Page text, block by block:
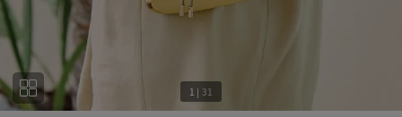
1 | 31